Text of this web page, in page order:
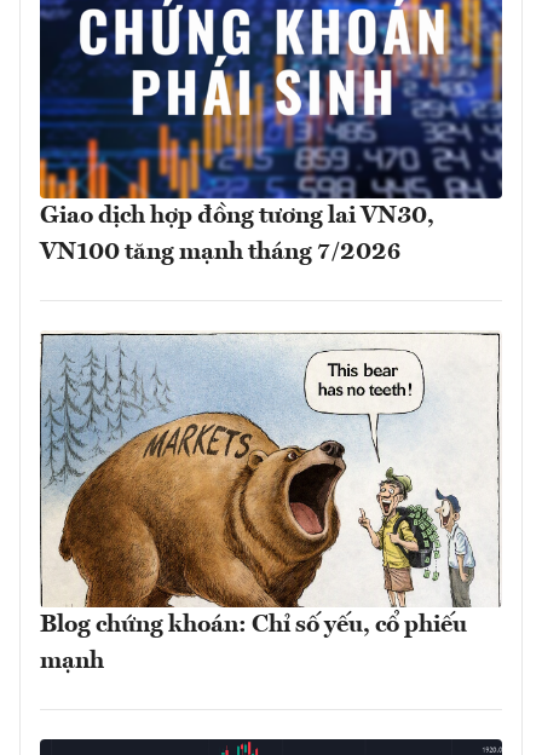
Giao dịch hợp đồng tương lai VN30,
VN100 tăng mạnh tháng 7/2026
Blog chứng khoán: Chỉ số yếu, cổ phiếu
mạnh